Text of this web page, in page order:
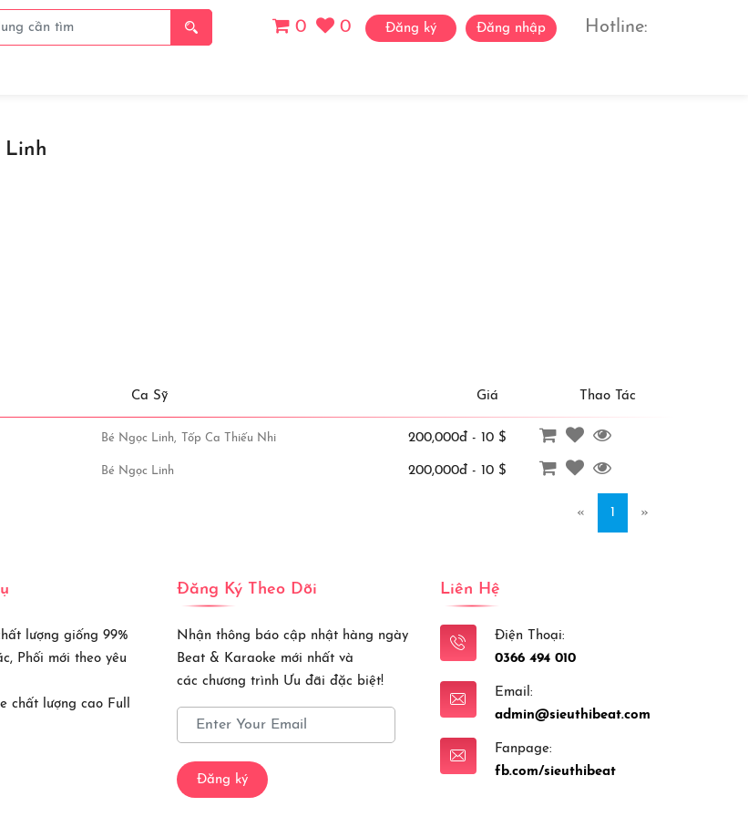
0 0 Đăng ký Đăng nhập Hotline:
Linh
Ca Sỹ Giá Thao Tác
Bé Ngọc Linh, Tốp Ca Thiếu Nhi 200,000đ - 10 $
Bé Ngọc Linh 200,000đ - 10 $
« 1 »
lượng giống 99%
Phối mới theo yêu
chất lượng cao Full
Đăng Ký Theo Dõi
Nhận thông báo cập nhật hàng ngày
Beat & Karaoke mới nhất và
các chương trình Ưu đãi đặc biệt!
Đăng ký
Liên Hệ
Điện Thoại:
0366 494 010
Email:
admin@sieuthibeat.com
Fanpage:
fb.com/sieuthibeat